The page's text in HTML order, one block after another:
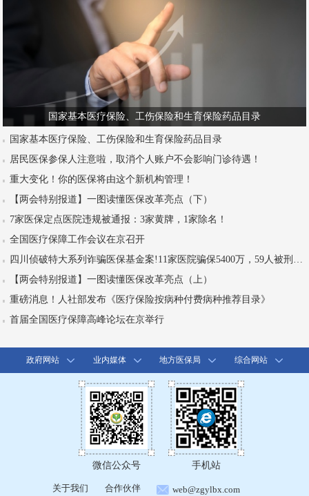
国家基本医疗保险、工伤保险和生育保险药品目录
国家基本医疗保险、工伤保险和生育保险药品目录
居民医保参保人注意啦，取消个人账户不会影响门诊待遇！
重大变化！你的医保将由这个新机构管理！
【两会特别报道】一图读懂医保改革亮点（下）
7家医保定点医院违规被通报：3家黄牌，1家除名！
全国医疗保障工作会议在京召开
四川侦破特大系列诈骗医保基金案!11家医院骗保5400万，59人被刑拘！
【两会特别报道】一图读懂医保改革亮点（上）
重磅消息！人社部发布《医疗保险按病种付费病种推荐目录》
首届全国医疗保障高峰论坛在京举行
政府网站 业内媒体 地方医保局 综合网站
微信公众号 手机站
关于我们 合作伙伴 web@zgylbx.com